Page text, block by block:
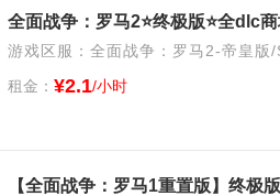
全面战争：罗马2⭐终极版⭐全dlc
游戏区服：全面战争：罗马2-帝皇版
租金： ¥2.1/小时
【全面战争：罗马1重置版】终极